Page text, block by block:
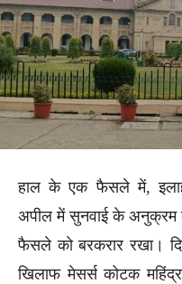
हाल के एक फैसले में,
अपील में सुनवाई के अनुक्रम
फैसले को बरकरार रखा।
खिलाफ मेसर्स कोटक